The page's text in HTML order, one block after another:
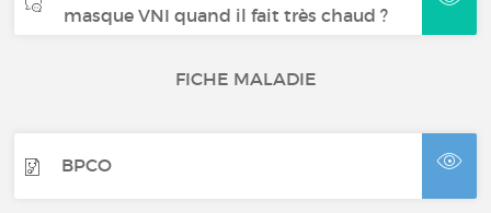
masque VNI quand il fait très chaud ?
FICHE MALADIE
BPCO